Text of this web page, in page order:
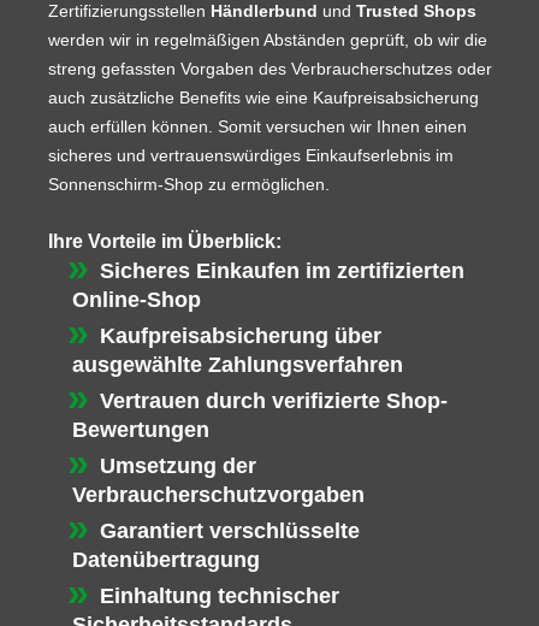
Zertifizierungsstellen Händlerbund und Trusted Shops
werden wir in regelmäßigen Abständen geprüft, ob wir die
streng gefassten Vorgaben des Verbraucherschutzes oder
auch zusätzliche Benefits wie eine Kaufpreisabsicherung
auch erfüllen können. Somit versuchen wir Ihnen einen
sicheres und vertrauenswürdiges Einkaufserlebnis im
Sonnenschirm-Shop zu ermöglichen.
Ihre Vorteile im Überblick:
Sicheres Einkaufen im zertifizierten
Online-Shop
Kaufpreisabsicherung über
ausgewählte Zahlungsverfahren
Vertrauen durch verifizierte Shop-
Bewertungen
Umsetzung der
Verbraucherschutzvorgaben
Garantiert verschlüsselte
Datenübertragung
Einhaltung technischer